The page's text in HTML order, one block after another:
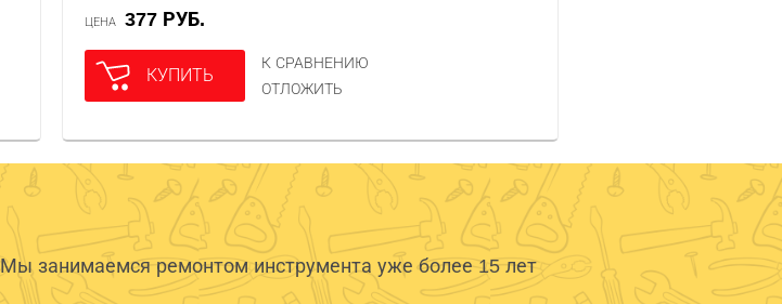
ЦЕНА 377 РУБ.
КУПИТЬ
К СРАВНЕНИЮ
ОТЛОЖИТЬ
Мы занимаемся ремонтом инструмента уже более 15 лет